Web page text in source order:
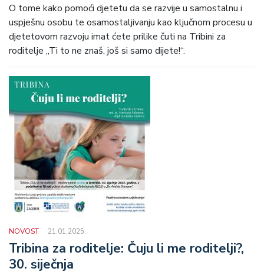
O tome kako pomoći djetetu da se razvije u samostalnu i
uspješnu osobu te osamostaljivanju kao ključnom procesu u
djetetovom razvoju imat ćete prilike čuti na Tribini za
roditelje „Ti to ne znaš, još si samo dijete!“.
NOVOST 21.01.2025.
Tribina za roditelje: Čuju li me roditelji?,
30. siječnja